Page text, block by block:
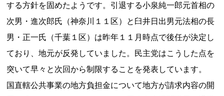
する方針を固めたようです。引退する小泉純一郎元首相の
次男・進次郎氏（神奈川１１区）と臼井日出男元法相の長
男・正一氏（千葉１区）は昨年１１月時点で後任が決定し
ており、地元が反発していました。民主党はこうした点を
突いて早々と次回から制限することを発表しています。
国直轄公共事業の地方負担金について地方が請求内容の開